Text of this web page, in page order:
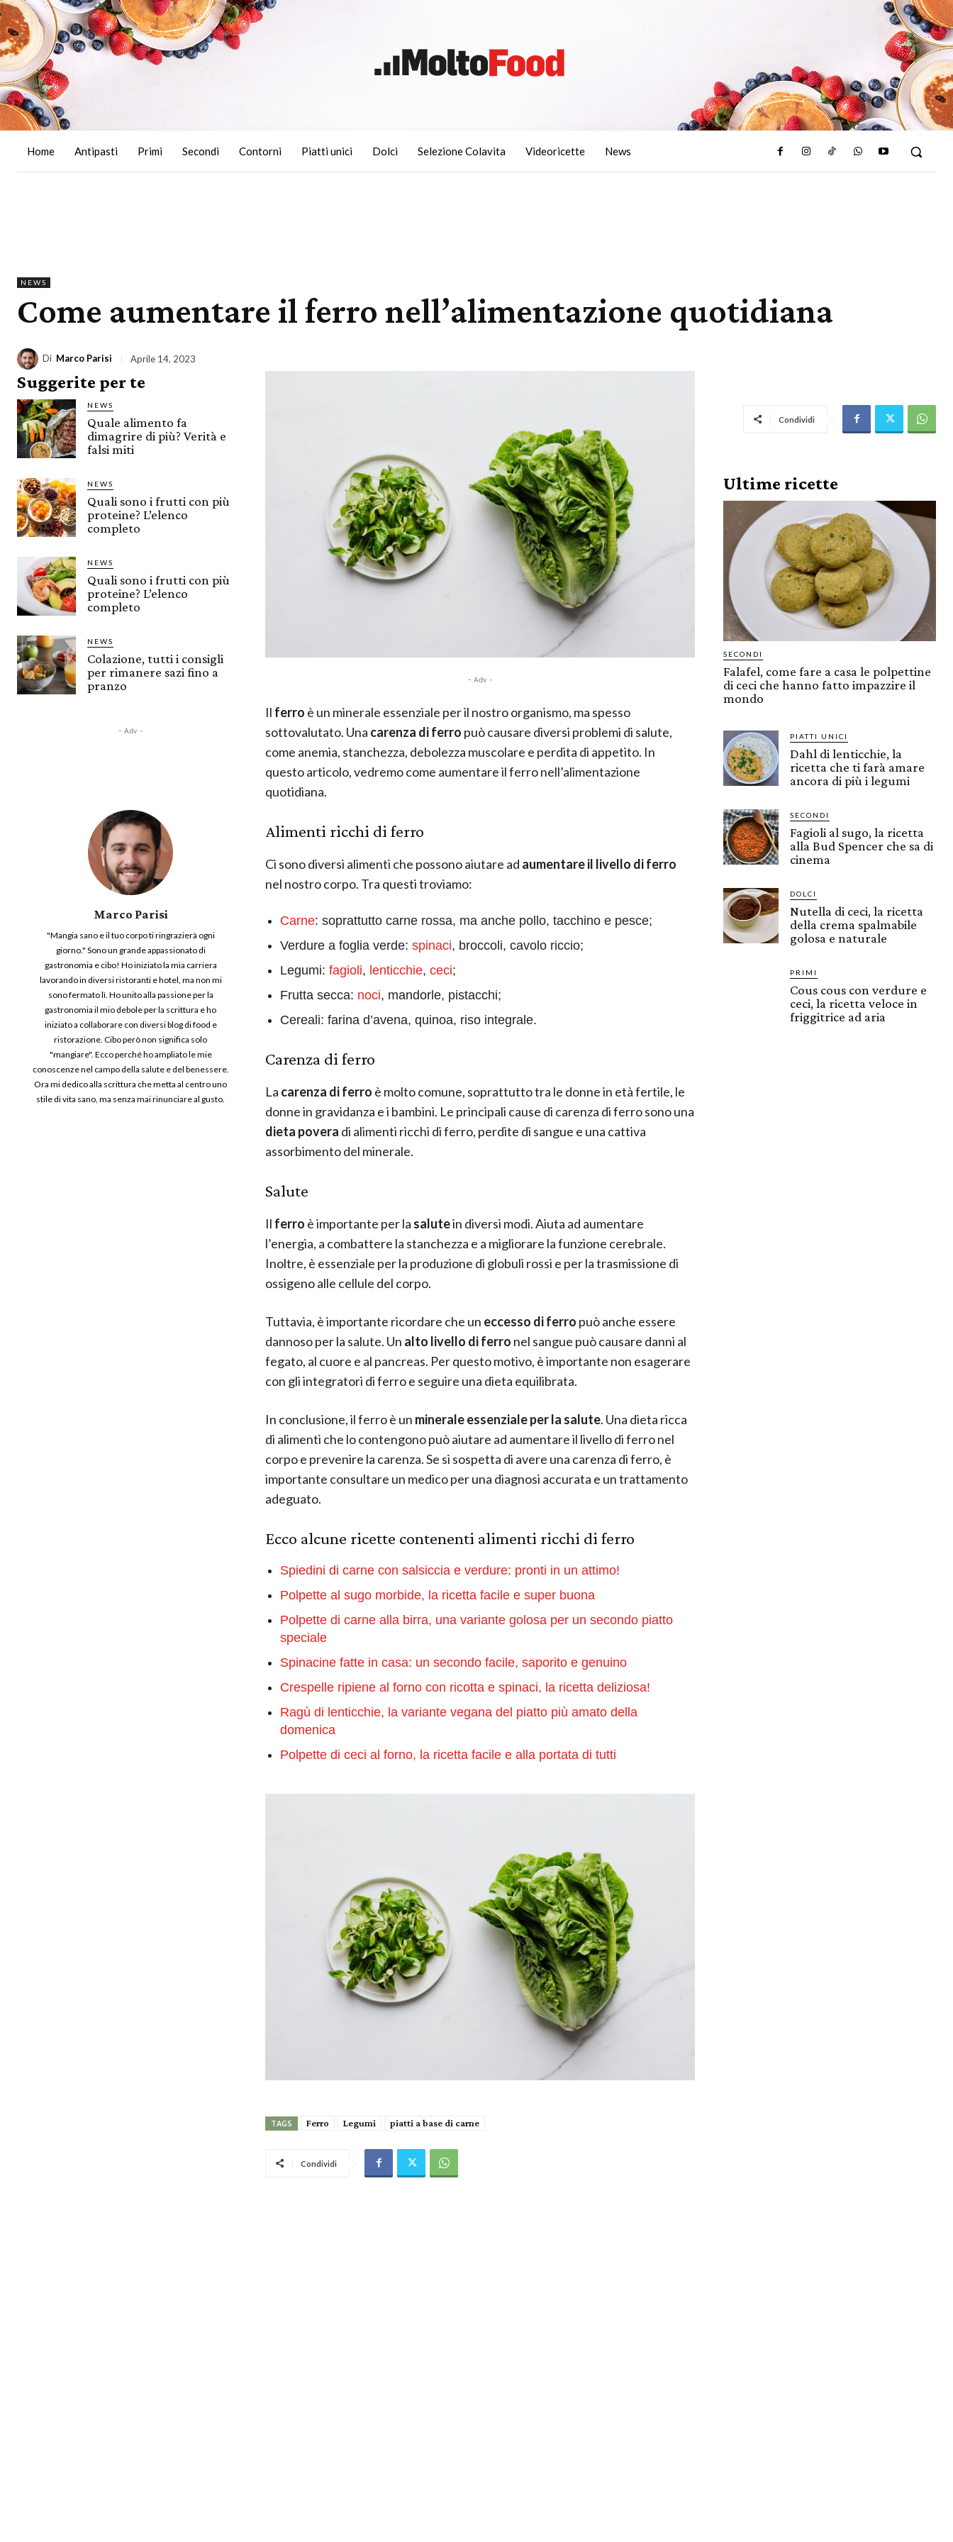
Home Antipasti Primi Secondi Contorni Piatti unici Dolci Selezione Colavita Videoricette News
NEWS
Come aumentare il ferro nell’alimentazione quotidiana
Di Marco Parisi Aprile 14, 2023
Suggerite per te
NEWS
Quale alimento fa
dimagrire di più? Verità e
falsi miti
NEWS
Quali sono i frutti con più
proteine? L’elenco
completo
NEWS
Quali sono i frutti con più
proteine? L’elenco
completo
NEWS
Colazione, tutti i consigli
per rimanere sazi fino a
pranzo
- Adv -
Marco Parisi
"Mangia sano e il tuo corpo ti ringrazierà ogni
giorno." Sono un grande appassionato di
gastronomia e cibo! Ho iniziato la mia carriera
lavorando in diversi ristoranti e hotel, ma non mi
sono fermato lì. Ho unito alla passione per la
gastronomia il mio debole per la scrittura e ho
iniziato a collaborare con diversi blog di food e
ristorazione. Cibo però non significa solo
"mangiare". Ecco perché ho ampliato le mie
conoscenze nel campo della salute e del benessere.
Ora mi dedico alla scrittura che metta al centro uno
stile di vita sano, ma senza mai rinunciare al gusto.
- Adv -
Il ferro è un minerale essenziale per il nostro organismo, ma spesso
sottovalutato. Una carenza di ferro può causare diversi problemi di salute,
come anemia, stanchezza, debolezza muscolare e perdita di appetito. In
questo articolo, vedremo come aumentare il ferro nell’alimentazione
quotidiana.
Alimenti ricchi di ferro
Ci sono diversi alimenti che possono aiutare ad aumentare il livello di ferro
nel nostro corpo. Tra questi troviamo:
Carne: soprattutto carne rossa, ma anche pollo, tacchino e pesce;
Verdure a foglia verde: spinaci, broccoli, cavolo riccio;
Legumi: fagioli, lenticchie, ceci;
Frutta secca: noci, mandorle, pistacchi;
Cereali: farina d’avena, quinoa, riso integrale.
Carenza di ferro
La carenza di ferro è molto comune, soprattutto tra le donne in età fertile, le
donne in gravidanza e i bambini. Le principali cause di carenza di ferro sono una
dieta povera di alimenti ricchi di ferro, perdite di sangue e una cattiva
assorbimento del minerale.
Salute
Il ferro è importante per la salutein diversi modi. Aiuta ad aumentare
l’energia, a combattere la stanchezza e a migliorare la funzione cerebrale.
Inoltre, è essenziale per la produzione di globuli rossi e per la trasmissione di
ossigeno alle cellule del corpo.
Tuttavia, è importante ricordare che un eccesso di ferro può anche essere
dannoso per la salute. Un alto livello di ferro nel sangue può causare danni al
fegato, al cuore e al pancreas. Per questo motivo, è importante non esagerare
con gli integratori di ferro e seguire una dieta equilibrata.
In conclusione, il ferro è un minerale essenziale per la salute. Una dieta ricca
di alimenti che lo contengono può aiutare ad aumentare il livello di ferro nel
corpo e prevenire la carenza. Se si sospetta di avere una carenza di ferro, è
importante consultare un medico per una diagnosi accurata e un trattamento
adeguato.
Ecco alcune ricette contenenti alimenti ricchi di ferro
Spiedini di carne con salsiccia e verdure: pronti in un attimo!
Polpette al sugo morbide, la ricetta facile e super buona
Polpette di carne alla birra, una variante golosa per un secondo piatto
speciale
Spinacine fatte in casa: un secondo facile, saporito e genuino
Crespelle ripiene al forno con ricotta e spinaci, la ricetta deliziosa!
Ragù di lenticchie, la variante vegana del piatto più amato della
domenica
Polpette di ceci al forno, la ricetta facile e alla portata di tutti
TAGS Ferro Legumi piatti a base di carne
Condividi
Condividi
Ultime ricette
SECONDI
Falafel, come fare a casa le polpettine
di ceci che hanno fatto impazzire il
mondo
PIATTI UNICI
Dahl di lenticchie, la
ricetta che ti farà amare
ancora di più i legumi
SECONDI
Fagioli al sugo, la ricetta
alla Bud Spencer che sa di
cinema
DOLCI
Nutella di ceci, la ricetta
della crema spalmabile
golosa e naturale
PRIMI
Cous cous con verdure e
ceci, la ricetta veloce in
friggitrice ad aria